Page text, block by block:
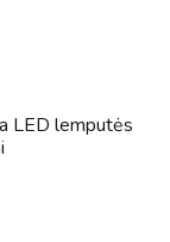
LED lemputės